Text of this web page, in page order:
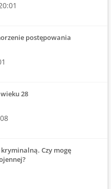
postępowania
28
kryminalną. Czy mogę